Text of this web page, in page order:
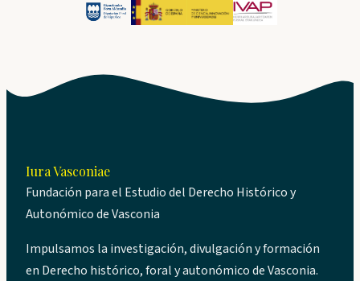
Iura Vasconiae
Fundación para el Estudio del Derecho Histórico y
Autonómico de Vasconia
Impulsamos la investigación, divulgación y formación
en Derecho histórico, foral y autonómico de Vasconia.